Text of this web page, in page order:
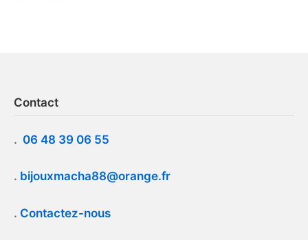
Contact
. 06 48 39 06 55
. bijouxmacha88@orange.fr
. Contactez-nous